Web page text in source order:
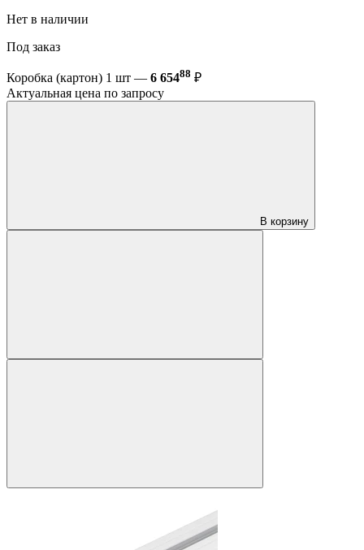
Нет в наличии
Под заказ
Коробка (картон) 1 шт — 6 65488 ₽
Актуальная цена по запросу
В корзину